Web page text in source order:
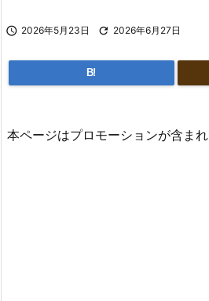
 2026年5月23日  2026年6月27日
B!
本ページはプロモーションが含ま